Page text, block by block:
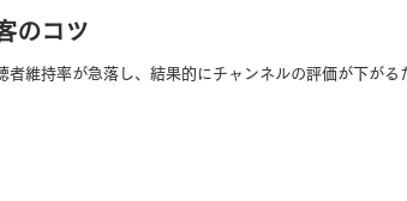
者維持率が急落し、結果的にチャンネルの評価が下がる
のコツ